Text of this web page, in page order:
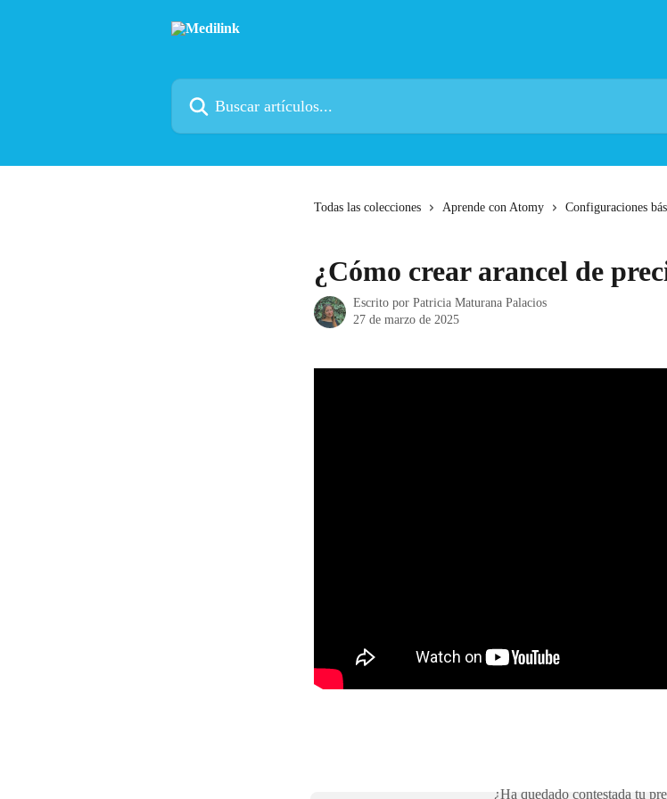
Buscar artículos...
Todas las colecciones Aprende con Atomy Configuraciones
¿Cómo crear arancel de
Escrito por Patricia Maturana Palacios
27 de marzo de 2025
¿Ha quedado contestada tu